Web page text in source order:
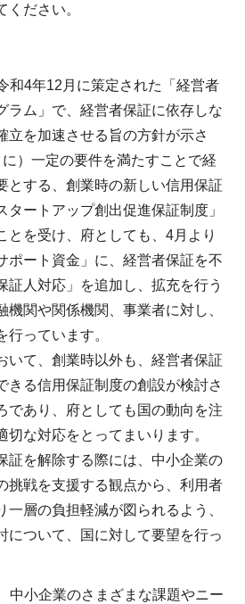
ください。
和4年12月に策定された「経営者
ラム」で、経営者保証に依存しな
立を加速させる旨の方針が示さ
）一定の要件を満たすことで経
とする、創業時の新しい信用保証
タートアップ創出促進保証制度」
とを受け、府としても、4月より
ポート資金」に、経営者保証を不
証人対応」を追加し、拡充を行う
機関や関係機関、事業者に対し、
行っています。
いて、創業時以外も、経営者保証
きる信用保証制度の創設が検討さ
であり、府としても国の動向を注
切な対応をとってまいります。
証を解除する際には、中小企業の
挑戦を支援する観点から、利用者
一層の負担軽減が図られるよう、
について、国に対して要望を行っ
中小企業のさまざまな課題やニー